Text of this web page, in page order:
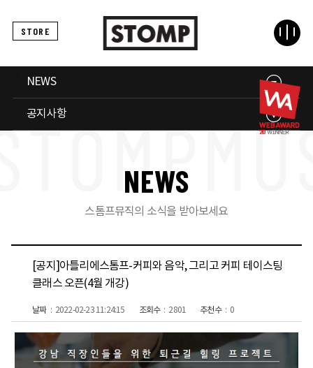
STORE
NEWS
공지사항
NEWS
스톰프뮤직의 소식을 받아보세요
[공지]아틀리에스톰프-커피와 음악, 그리고 커피 테이스팅
클래스 오픈(4월 개강)
날짜 2022-02-23 11:24:15 조회수 2801 추천수 0